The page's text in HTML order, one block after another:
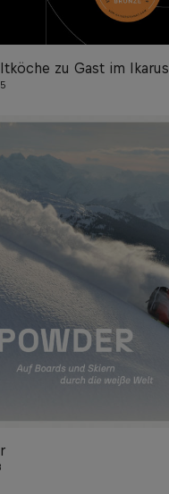
zu Gast im Ikarus